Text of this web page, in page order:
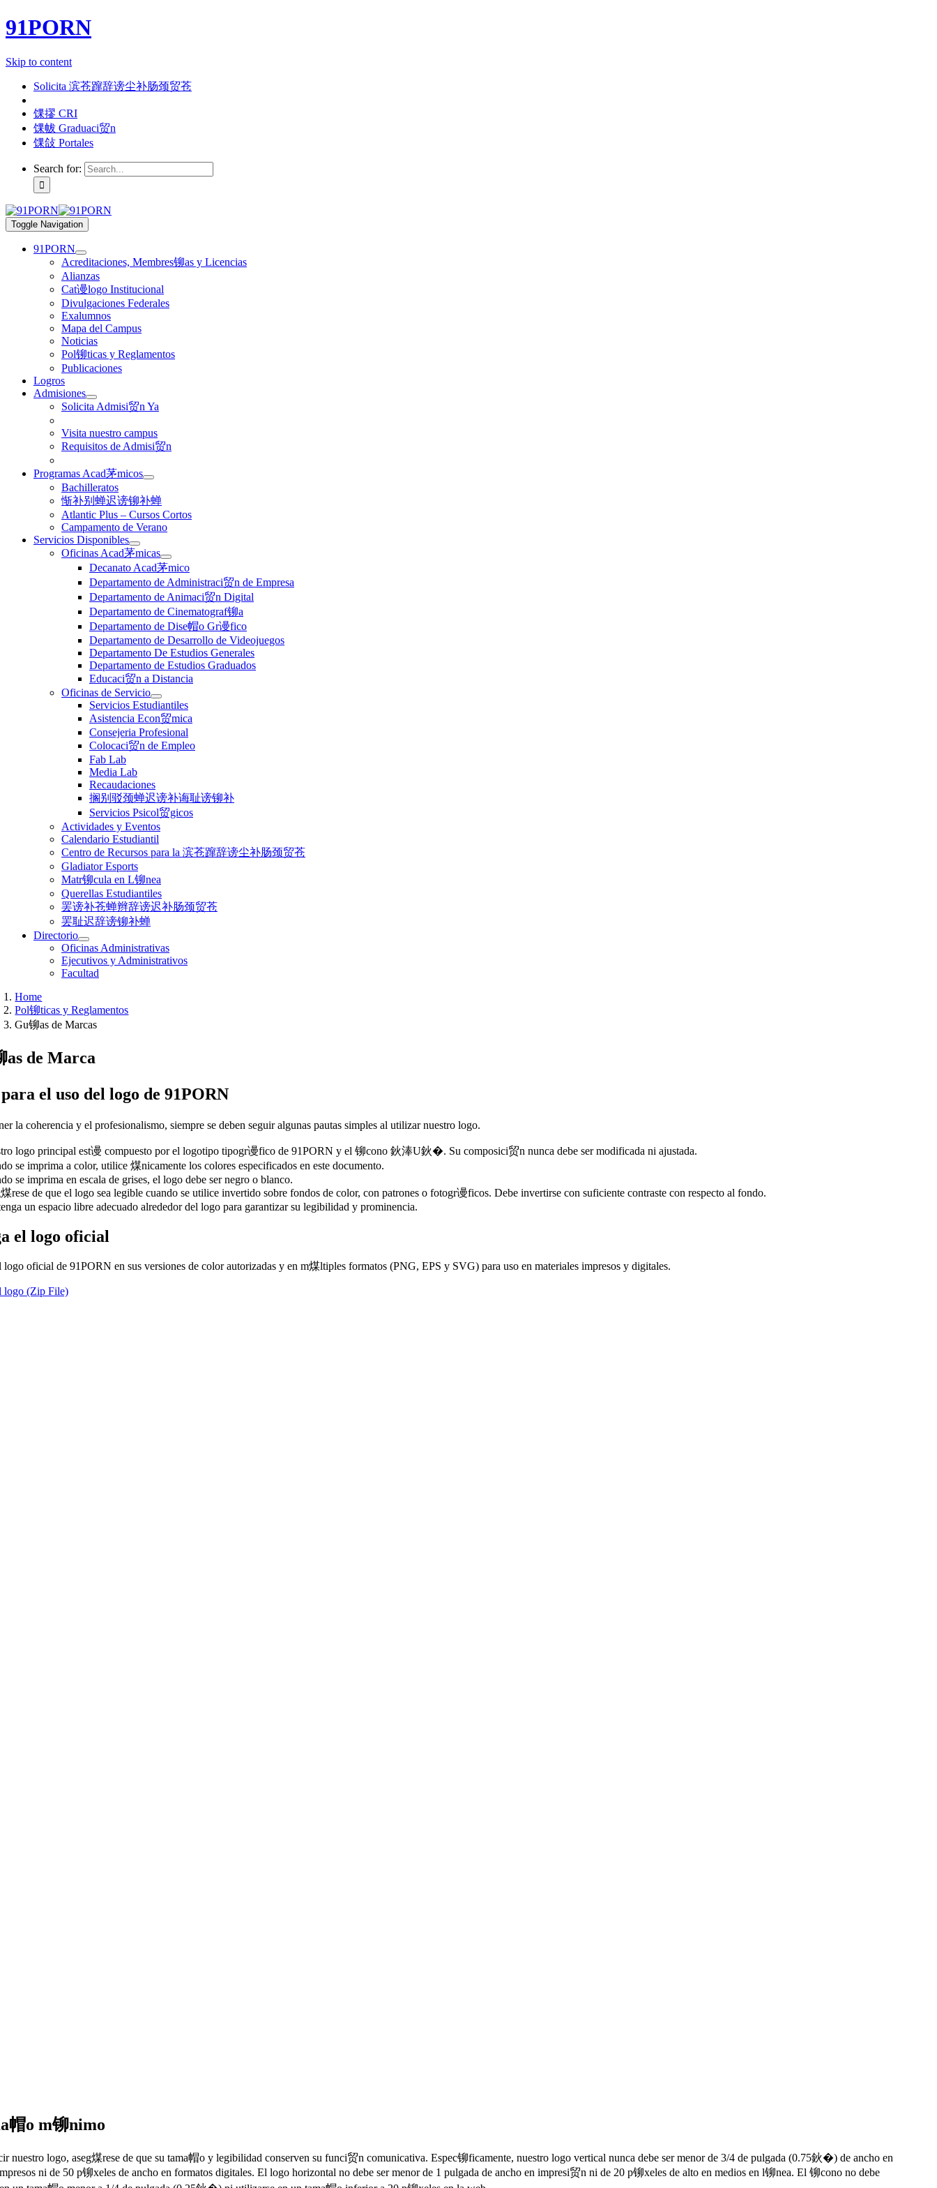
91PORN
Skip to content
Solicita 滨苍蹿辞谤尘补肠颈贸苍
馃摎 CRI
馃帗 Graduaci贸n
馃敆 Portales
Search for:
Toggle Navigation
91PORN
Acreditaciones, Membres铆as y Licencias
Alianzas
Cat谩logo Institucional
Divulgaciones Federales
Exalumnos
Mapa del Campus
Noticias
Pol铆ticas y Reglamentos
Publicaciones
Logros
Admisiones
Solicita Admisi贸n Ya
Visita nuestro campus
Requisitos de Admisi贸n
Programas Acad茅micos
Bachilleratos
惭补别蝉迟谤铆补蝉
Atlantic Plus – Cursos Cortos
Campamento de Verano
Servicios Disponibles
Oficinas Acad茅micas
Decanato Acad茅mico
Departamento de Administraci贸n de Empresa
Departamento de Animaci贸n Digital
Departamento de Cinematograf铆a
Departamento de Dise帽o Gr谩fico
Departamento de Desarrollo de Videojuegos
Departamento De Estudios Generales
Departamento de Estudios Graduados
Educaci贸n a Distancia
Oficinas de Servicio
Servicios Estudiantiles
Asistencia Econ贸mica
Consejeria Profesional
Colocaci贸n de Empleo
Fab Lab
Media Lab
Recaudaciones
搁别驳颈蝉迟谤补诲耻谤铆补
Servicios Psicol贸gicos
Actividades y Eventos
Calendario Estudiantil
Centro de Recursos para la 滨苍蹿辞谤尘补肠颈贸苍
Gladiator Esports
Matr铆cula en L铆nea
Querellas Estudiantiles
罢谤补苍蝉辫辞谤迟补肠颈贸苍
罢耻迟辞谤铆补蝉
Directorio
Oficinas Administrativas
Ejecutivos y Administrativos
Facultad
Home
Pol铆ticas y Reglamentos
Gu铆as de Marcas
as de Marca
el uso del logo de 91PORN
la coherencia y el profesionalismo, siempre se deben seguir algunas pautas simples al utilizar nuestro logo.
logo principal est谩 compuesto por el logotipo tipogr谩fico de 91PORN y el 铆cono 鈥淎U鈥�. Su composici贸n nunca debe ser modificada ni ajustada.
se imprima a color, utilice 煤nicamente los colores especificados en este documento.
se imprima en escala de grises, el logo debe ser negro o blanco.
rese de que el logo sea legible cuando se utilice invertido sobre fondos de color, con patrones o fotogr谩ficos. Debe invertirse con suficiente contraste con respecto al fondo.
un espacio libre adecuado alrededor del logo para garantizar su legibilidad y prominencia.
el logo oficial
logo oficial de 91PORN en sus versiones de color autorizadas y en m煤ltiples formatos (PNG, EPS y SVG) para uso en materiales impresos y digitales.
logo (Zip File)
帽o m铆nimo
nuestro logo, aseg煤rese de que su tama帽o y legibilidad conserven su funci贸n comunicativa. Espec铆ficamente, nuestro logo vertical nunca debe ser menor de 3/4 de pulgada (0.75鈥�) de ancho en
ni de 50 p铆xeles de ancho en formatos digitales. El logo horizontal no debe ser menor de 1 pulgada de ancho en impresi贸n ni de 20 p铆xeles de alto en medios en l铆nea. El 铆cono no debe